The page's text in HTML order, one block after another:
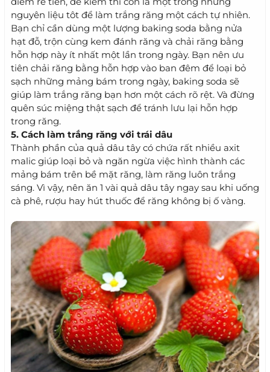
nguyên liệu tôt để làm trắng răng một cách tự nhiên.
Bạn chỉ cần dùng một lượng baking soda bằng nửa
hạt đỗ, trộn cùng kem đánh răng và chải răng bằng
hỗn hợp này ít nhất một lần trong ngày. Bạn nên ưu
tiên chải răng bằng hỗn hợp vào ban đêm để loại bỏ
sạch những mảng bám trong ngày, baking soda sẽ
giúp làm trắng răng bạn hơn một cách rõ rệt. Và đừng
quên súc miệng thật sạch để tránh lưu lại hỗn hợp
trong răng.
5. Cách làm trắng răng với trái dâu
Thành phần của quả dâu tây có chứa rất nhiều axit
malic giúp loại bỏ và ngăn ngừa việc hình thành các
mảng bám trên bề mặt răng, làm răng luôn trắng
sáng. Vì vậy, nên ăn 1 vài quả dâu tây ngay sau khi uống
cà phê, rượu hay hút thuốc để răng không bị ố vàng.